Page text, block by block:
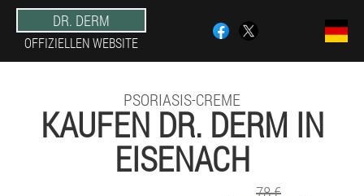
DR. DERM
OFFIZIELLEN WEBSITE
PSORIASIS-CREME
KAUFEN DR. DERM IN
EISENACH